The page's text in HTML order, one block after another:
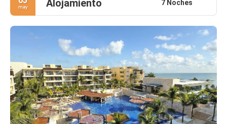
may Alojamiento 7 Noches